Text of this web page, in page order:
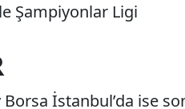
Şampiyonlar Ligi
İstanbul’da ise